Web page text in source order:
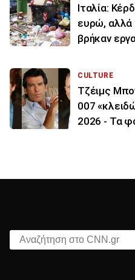
Ιταλία:
ευρώ, αλλά
βρήκαν
CULTURE
Τζέιμς
007
2026 - Τα
Αναζήτηση στο CNN.gr